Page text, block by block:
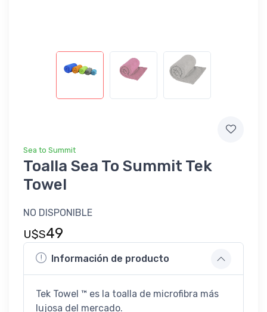
Sea to Summit
Toalla Sea To Summit Tek
Towel
NO DISPONIBLE
U$S49
Información de producto
Tek Towel ™ es la toalla de microfibra más
lujosa del mercado.